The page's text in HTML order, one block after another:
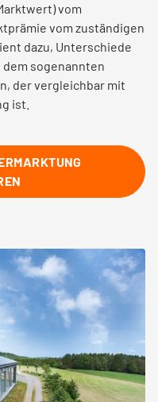
vom
vom zuständigen
dazu, Unterschiede
sogenannten
der vergleichbar mit
ist.